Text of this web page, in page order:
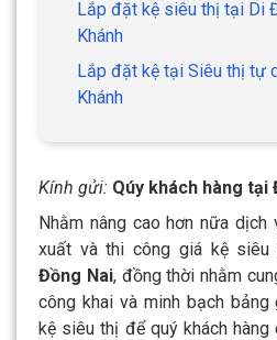
Lắp đặt kệ siêu thị tại Di
Khánh
Lắp đặt kệ tại Siêu thị tự
Khánh
Kính gửi: Qúy khách hàng tại
Nhằm nâng cao hơn nữa
xuất và thi công giá kệ siêu
Đồng Nai, đồng thời nhằm
công khai và minh bạch
kệ siêu thị để quý khách